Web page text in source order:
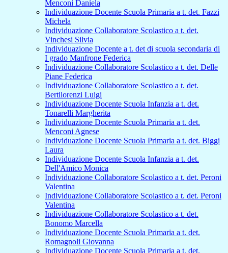
Menconi Daniela
Individuazione Docente Scuola Primaria a t. det. Fazzi
Michela
Individuazione Collaboratore Scolastico a t. det.
Vinchesi Silvia
Individuazione Docente a t. det di scuola secondaria di
I grado Manfrone Federica
Individuazione Collaboratore Scolastico a t. det. Delle
Piane Federica
Individuazione Collaboratore Scolastico a t. det.
Bertilorenzi Luigi
Individuazione Docente Scuola Infanzia a t. det.
Tonarelli Margherita
Individuazione Docente Scuola Primaria a t. det.
Menconi Agnese
Individuazione Docente Scuola Primaria a t. det. Biggi
Laura
Individuazione Docente Scuola Infanzia a t. det.
Dell'Amico Monica
Individuazione Collaboratore Scolastico a t. det. Peroni
Valentina
Individuazione Collaboratore Scolastico a t. det. Peroni
Valentina
Individuazione Collaboratore Scolastico a t. det.
Bonomo Marcella
Individuazione Docente Scuola Primaria a t. det.
Romagnoli Giovanna
Individuazione Docente Scuola Primaria a t. det.